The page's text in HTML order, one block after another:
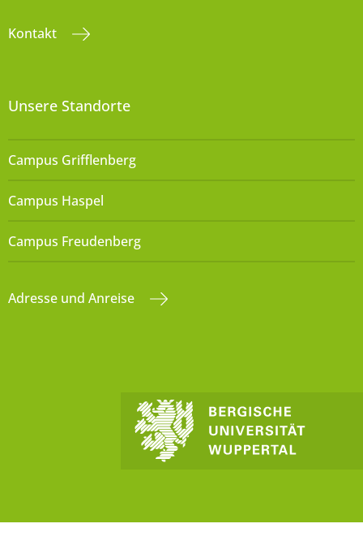
Kontakt
Unsere Standorte
Campus Grifflenberg
Campus Haspel
Campus Freudenberg
Adresse und Anreise